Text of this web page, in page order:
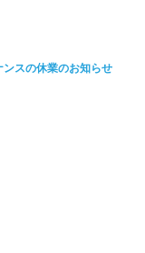
ンスの休業のお知らせ